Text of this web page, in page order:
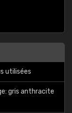
utilisées
gris anthracite